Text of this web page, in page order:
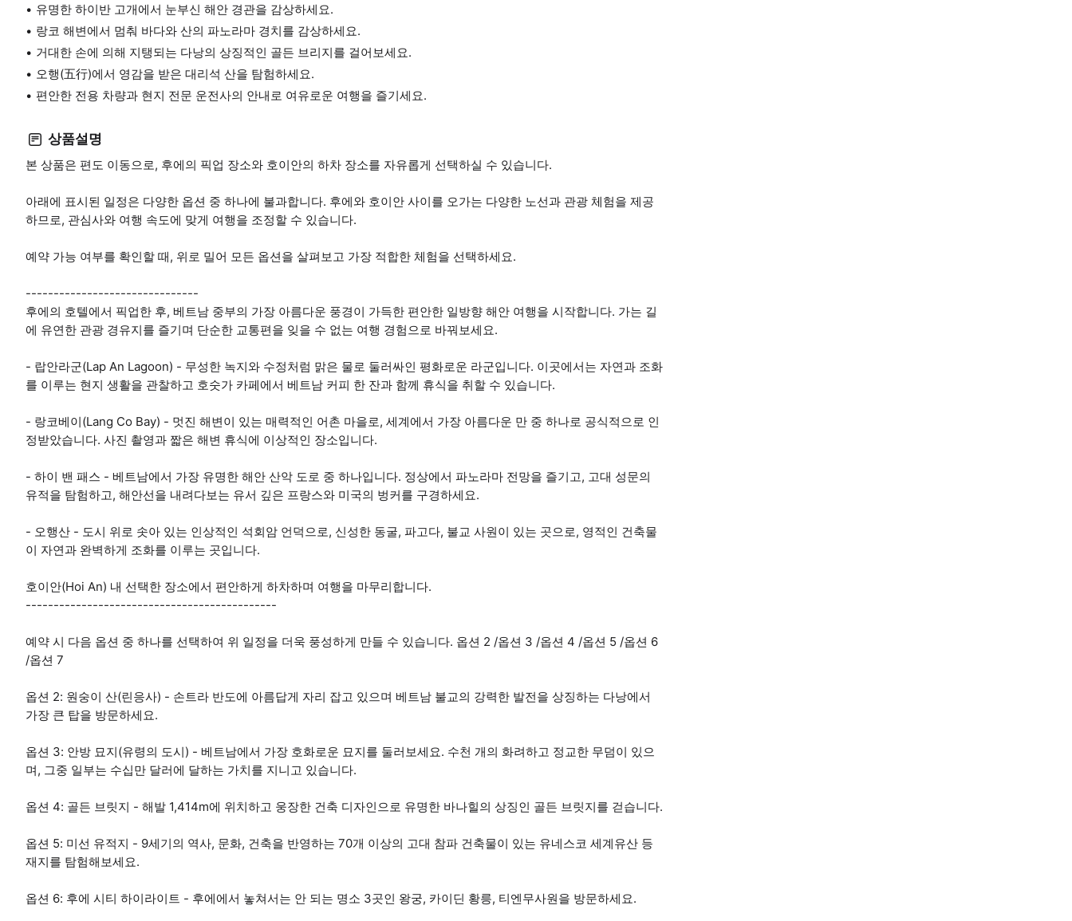
유명한 하이반 고개에서 눈부신 해안 경관을 감상하세요.
랑코 해변에서 멈춰 바다와 산의 파노라마 경치를 감상하세요.
거대한 손에 의해 지탱되는 다낭의 상징적인 골든 브리지를 걸어보세요.
오행(五行)에서 영감을 받은 대리석 산을 탐험하세요.
편안한 전용 차량과 현지 전문 운전사의 안내로 여유로운 여행을 즐기세요.
상품설명
본 상품은 편도 이동으로, 후에의 픽업 장소와 호이안의 하차 장소를 자유롭게 선택하실 수 있습니다.
아래에 표시된 일정은 다양한 옵션 중 하나에 불과합니다. 후에와 호이안 사이를 오가는 다양한 노선과 관광 체험을 제공
하므로, 관심사와 여행 속도에 맞게 여행을 조정할 수 있습니다.
예약 가능 여부를 확인할 때, 위로 밀어 모든 옵션을 살펴보고 가장 적합한 체험을 선택하세요.
-------------------------------
후에의 호텔에서 픽업한 후, 베트남 중부의 가장 아름다운 풍경이 가득한 편안한 일방향 해안 여행을 시작합니다. 가는 길
에 유연한 관광 경유지를 즐기며 단순한 교통편을 잊을 수 없는 여행 경험으로 바꿔보세요.
- 랍안라군(Lap An Lagoon) - 무성한 녹지와 수정처럼 맑은 물로 둘러싸인 평화로운 라군입니다. 이곳에서는 자연과 조화
를 이루는 현지 생활을 관찰하고 호숫가 카페에서 베트남 커피 한 잔과 함께 휴식을 취할 수 있습니다.
- 랑코베이(Lang Co Bay) - 멋진 해변이 있는 매력적인 어촌 마을로, 세계에서 가장 아름다운 만 중 하나로 공식적으로 인
정받았습니다. 사진 촬영과 짧은 해변 휴식에 이상적인 장소입니다.
- 하이 밴 패스 - 베트남에서 가장 유명한 해안 산악 도로 중 하나입니다. 정상에서 파노라마 전망을 즐기고, 고대 성문의
유적을 탐험하고, 해안선을 내려다보는 유서 깊은 프랑스와 미국의 벙커를 구경하세요.
- 오행산 - 도시 위로 솟아 있는 인상적인 석회암 언덕으로, 신성한 동굴, 파고다, 불교 사원이 있는 곳으로, 영적인 건축물
이 자연과 완벽하게 조화를 이루는 곳입니다.
호이안(Hoi An) 내 선택한 장소에서 편안하게 하차하며 여행을 마무리합니다.
---------------------------------------------
예약 시 다음 옵션 중 하나를 선택하여 위 일정을 더욱 풍성하게 만들 수 있습니다. 옵션 2 /옵션 3 /옵션 4 /옵션 5 /옵션 6
/옵션 7
옵션 2: 원숭이 산(린응사) - 손트라 반도에 아름답게 자리 잡고 있으며 베트남 불교의 강력한 발전을 상징하는 다낭에서
가장 큰 탑을 방문하세요.
옵션 3: 안방 묘지(유령의 도시) - 베트남에서 가장 호화로운 묘지를 둘러보세요. 수천 개의 화려하고 정교한 무덤이 있으
며, 그중 일부는 수십만 달러에 달하는 가치를 지니고 있습니다.
옵션 4: 골든 브릿지 - 해발 1,414m에 위치하고 웅장한 건축 디자인으로 유명한 바나힐의 상징인 골든 브릿지를 걷습니다.
옵션 5: 미선 유적지 - 9세기의 역사, 문화, 건축을 반영하는 70개 이상의 고대 참파 건축물이 있는 유네스코 세계유산 등
재지를 탐험해보세요.
옵션 6: 후에 시티 하이라이트 - 후에에서 놓쳐서는 안 되는 명소 3곳인 왕궁, 카이딘 황릉, 티엔무사원을 방문하세요.